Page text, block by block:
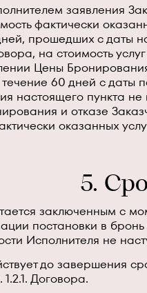
заявления
фактически
прошедших с даты
на стоимость
Цены
60 дней с
настоящего пункта
и отказе
оказанных
5.
заключенным с
постановки в
Исполнителя не
до завершения
Договора.